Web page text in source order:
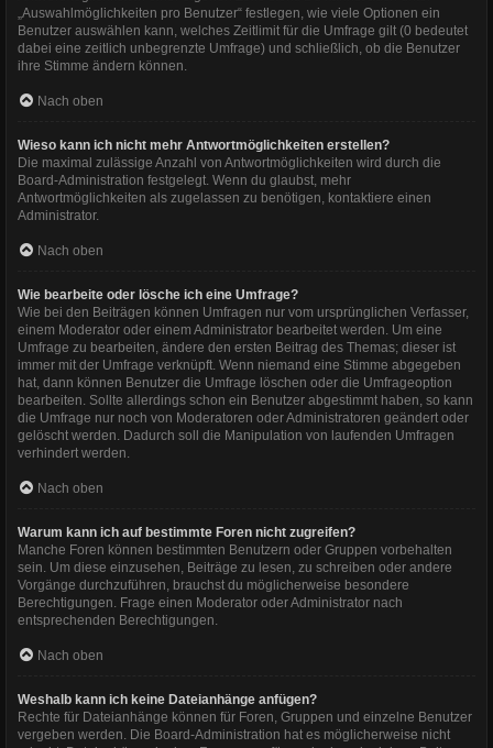
„Auswahlmöglichkeiten pro Benutzer“ festlegen, wie viele Optionen ein
Benutzer auswählen kann, welches Zeitlimit für die Umfrage gilt (0 bedeutet
dabei eine zeitlich unbegrenzte Umfrage) und schließlich, ob die Benutzer
ihre Stimme ändern können.
Nach oben
Wieso kann ich nicht mehr Antwortmöglichkeiten erstellen?
Die maximal zulässige Anzahl von Antwortmöglichkeiten wird durch die
Board-Administration festgelegt. Wenn du glaubst, mehr
Antwortmöglichkeiten als zugelassen zu benötigen, kontaktiere einen
Administrator.
Nach oben
Wie bearbeite oder lösche ich eine Umfrage?
Wie bei den Beiträgen können Umfragen nur vom ursprünglichen Verfasser,
einem Moderator oder einem Administrator bearbeitet werden. Um eine
Umfrage zu bearbeiten, ändere den ersten Beitrag des Themas; dieser ist
immer mit der Umfrage verknüpft. Wenn niemand eine Stimme abgegeben
hat, dann können Benutzer die Umfrage löschen oder die Umfrageoption
bearbeiten. Sollte allerdings schon ein Benutzer abgestimmt haben, so kann
die Umfrage nur noch von Moderatoren oder Administratoren geändert oder
gelöscht werden. Dadurch soll die Manipulation von laufenden Umfragen
verhindert werden.
Nach oben
Warum kann ich auf bestimmte Foren nicht zugreifen?
Manche Foren können bestimmten Benutzern oder Gruppen vorbehalten
sein. Um diese einzusehen, Beiträge zu lesen, zu schreiben oder andere
Vorgänge durchzuführen, brauchst du möglicherweise besondere
Berechtigungen. Frage einen Moderator oder Administrator nach
entsprechenden Berechtigungen.
Nach oben
Weshalb kann ich keine Dateianhänge anfügen?
Rechte für Dateianhänge können für Foren, Gruppen und einzelne Benutzer
vergeben werden. Die Board-Administration hat es möglicherweise nicht